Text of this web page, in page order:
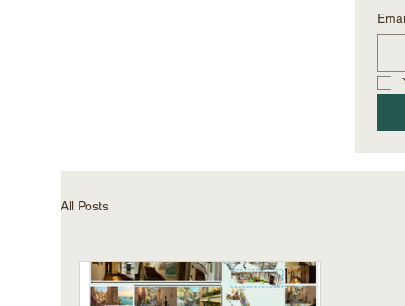
All Posts